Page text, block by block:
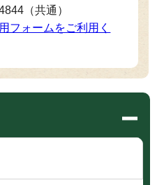
（共通）
フォームをご利用く